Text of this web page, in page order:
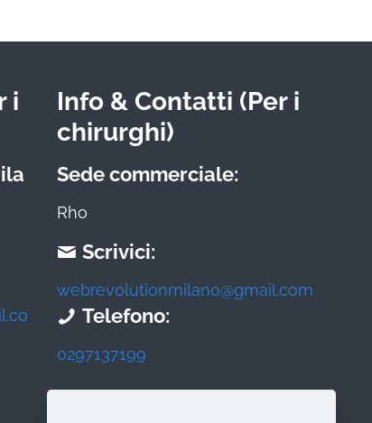
i
Info & Contatti (Per i
chirurghi)
Sede commerciale:
Rho
Scrivici:
webrevolutionmilano@gmail.com
Telefono:
0297137199